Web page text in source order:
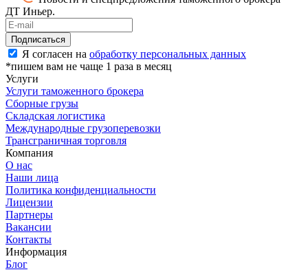
ДТ Иньер.
Я согласен на обработку персональных данных
*пишем вам не чаще 1 раза в месяц
Услуги
Услуги таможенного брокера
Сборные грузы
Складская логистика
Международные грузоперевозки
Трансграничная торговля
Компания
О нас
Наши лица
Политика конфиденциальности
Лицензии
Партнеры
Вакансии
Контакты
Информация
Блог